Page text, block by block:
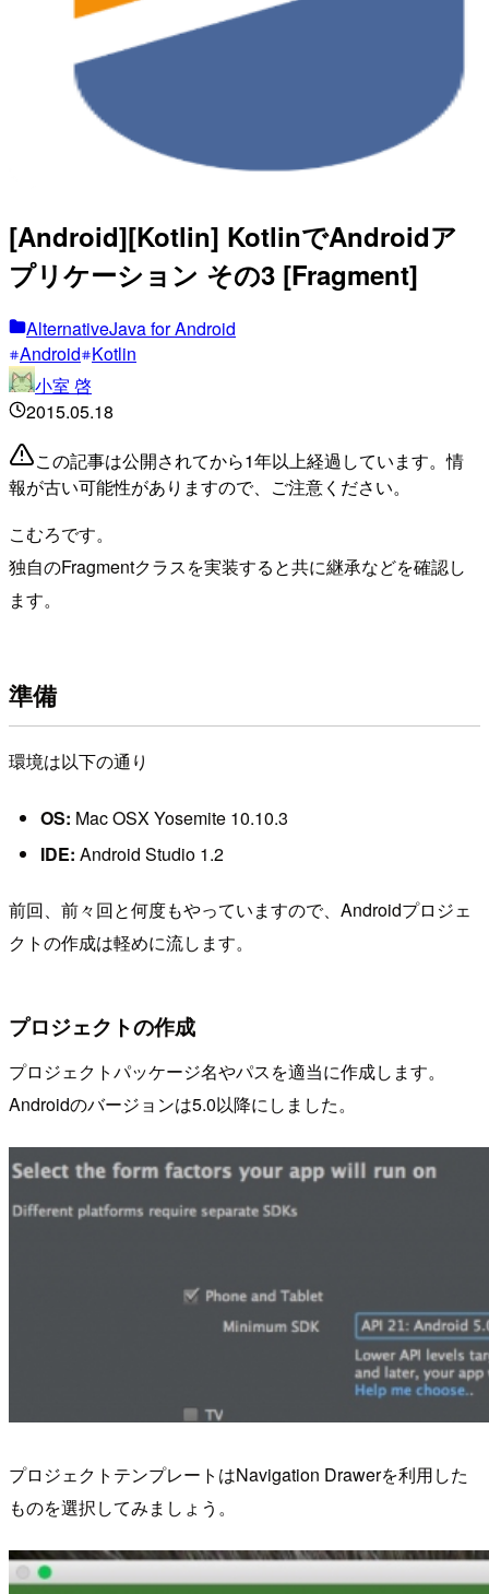
[Android][Kotlin] KotlinでAndroidア
プリケーション その3 [Fragment]
AlternativeJava for Android
Android Kotlin
小室 啓
2015.05.18
この記事は公開されてから1年以上経過しています。情
報が古い可能性がありますので、ご注意ください。
こむろです。
独自のFragmentクラスを実装すると共に継承などを確認し
ます。
準備
環境は以下の通り
OS: Mac OSX Yosemite 10.10.3
IDE: Android Studio 1.2
前回、前々回と何度もやっていますので、Androidプロジェ
クトの作成は軽めに流します。
プロジェクトの作成
プロジェクトパッケージ名やパスを適当に作成します。
Androidのバージョンは5.0以降にしました。
プロジェクトテンプレートはNavigation Drawerを利用した
ものを選択してみましょう。